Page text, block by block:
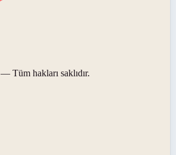
— Tüm hakları saklıdır.